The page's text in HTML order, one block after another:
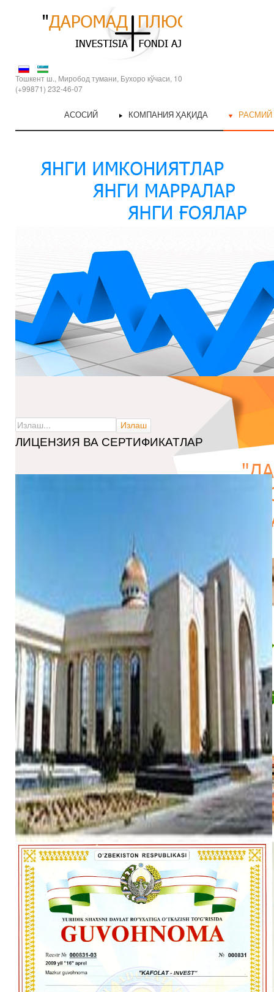
Тошкент ш., Миробод тумани, Бухоро кўчаси, 10
(+99871) 232-46-07
АСОСИЙ КОМПАНИЯ ҲАҚИДА РАСМИЙ
ЛИЦЕНЗИЯ ВА СЕРТИФИКАТЛАР